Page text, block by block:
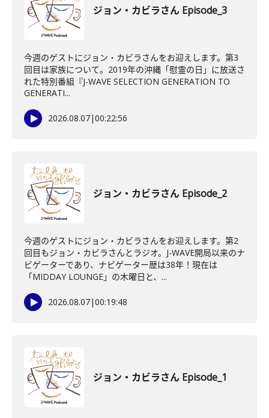
ジョン・カビラさん Episode_3
今週のゲストにジョン・カビラさんをお迎えします。第3
回目は家族について。2019年の沖縄「慰霊の日」に放送さ
れた特別番組『J-WAVE SELECTION GENERATION TO
GENERATI...
2026.08.07|00:22:56
ジョン・カビラさん Episode_2
今週のゲストにジョン・カビラさんをお迎えします。第2
回目もジョン・カビラさんとラジオ。J-WAVE開局以来のナ
ビゲーターであり、ナビゲーター歴は38年！現在は
「MIDDAY LOUNGE」の木曜日と、...
2026.08.07|00:19:48
ジョン・カビラさん Episode_1